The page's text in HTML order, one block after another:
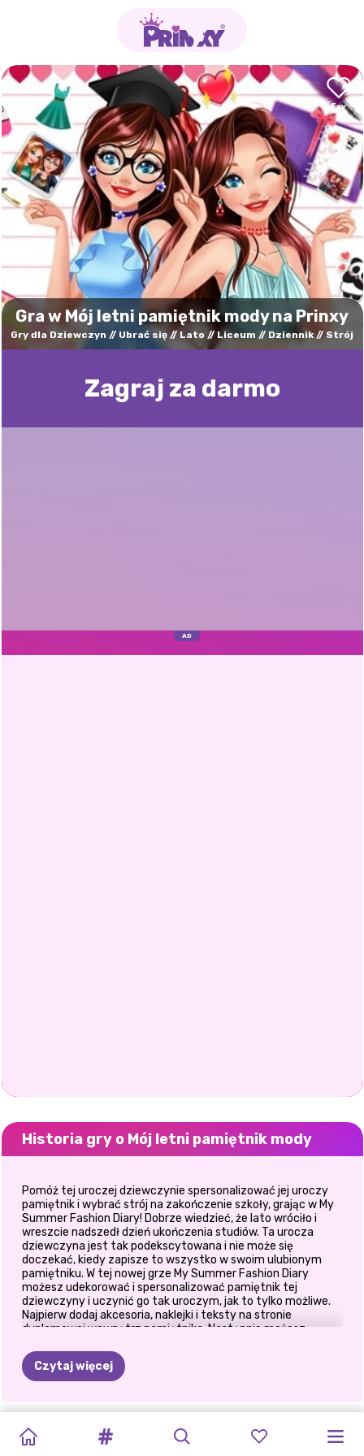
Gra w Mój letni pamiętnik mody na Prinxy
Gry dla Dziewczyn Ubrać się Lato Liceum Dziennik Strój
Zagraj za darmo
Historia gry o Mój letni pamiętnik mody
Pomóż tej uroczej dziewczynie spersonalizować jej uroczy
pamiętnik i wybrać strój na zakończenie szkoły, grając w My
Summer Fashion Diary! Dobrze wiedzieć, że lato wróciło i
wreszcie nadszedł dzień ukończenia studiów. Ta urocza
dziewczyna jest tak podekscytowana i nie może się
doczekać, kiedy zapisze to wszystko w swoim ulubionym
pamiętniku. W tej nowej grze My Summer Fashion Diary
możesz udekorować i spersonalizować pamiętnik tej
dziewczyny i uczynić go tak uroczym, jak to tylko możliwe.
Najpierw dodaj akcesoria, naklejki i teksty na stronie
dyplomowej wewnątrz pamiętnika. Następnie możesz
Możesz wybrać jednokolorową sukienkę z falbanką lub
sukienkę z kwiatowym haftem, aby uzyskać romantyczny
styl mody. Na następnym poziomie możesz mieć więcej
wspomnienia i zdjęcia z dziewczynami będą wyglądać
uroczo w tym niesamowitym pamiętniku. Teraz nadszedł
czas, aby świętować z dziewczynami i sprawić, by dzień
Czytaj więcej
#ŻYCIEPLAŻOWE
TRENDY
ESTETYKA
LATA
WAKACJE
WYCIECZKA
ŚWIĘTO
LATA
LETNIE
WSPOMNIENIA
PRZYJACIÓŁKI
BOHO
TROPIKALNE
CAŁOROCZNA